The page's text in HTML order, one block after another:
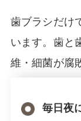
歯ブラシだけ
います。歯と
維・細菌が腐
毎日夜